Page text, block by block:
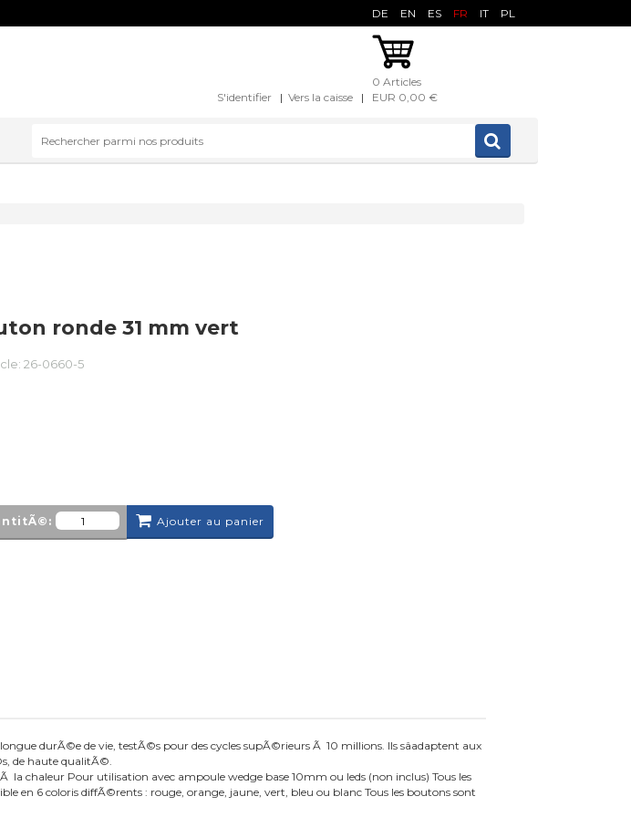
DE EN ES FR IT PL
S'identifier | Vers la caisse |
0 Articles
EUR 0,00 €
ronde 31 mm vert
26-0660-5
Ajouter au panier
durÃ©e de vie, testÃ©s pour des cycles supÃ©rieurs Ã 10 millions. Ils sâadaptent aux
de haute qualitÃ©.
chaleur Pour utilisation avec ampoule wedge base 10mm ou leds (non inclus) Tous les
6 coloris diffÃ©rents : rouge, orange, jaune, vert, bleu ou blanc Tous les boutons sont